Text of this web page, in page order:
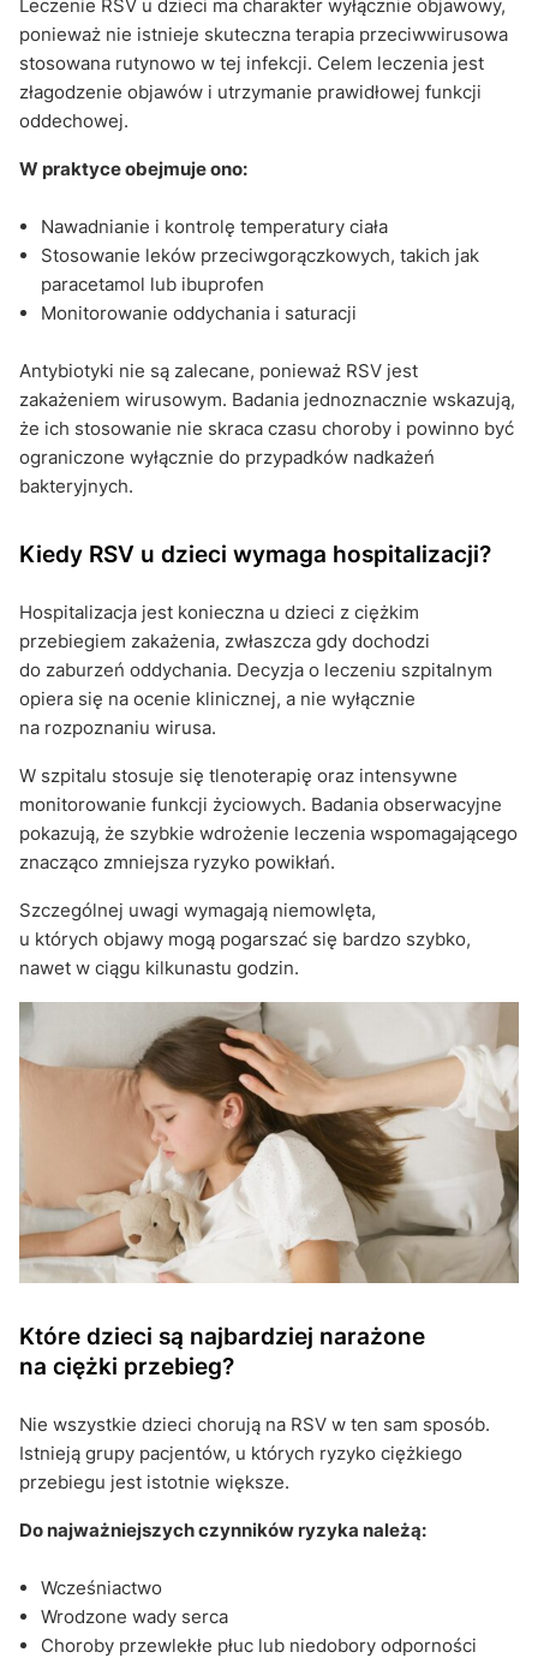
Leczenie RSV u dzieci ma charakter wyłącznie objawowy,
ponieważ nie istnieje skuteczna terapia przeciwwirusowa
stosowana rutynowo w tej infekcji. Celem leczenia jest
złagodzenie objawów i utrzymanie prawidłowej funkcji
oddechowej.
W praktyce obejmuje ono:
Nawadnianie i kontrolę temperatury ciała
Stosowanie leków przeciwgorączkowych, takich jak
paracetamol lub ibuprofen
Monitorowanie oddychania i saturacji
Antybiotyki nie są zalecane, ponieważ RSV jest
zakażeniem wirusowym. Badania jednoznacznie wskazują,
że ich stosowanie nie skraca czasu choroby i powinno być
ograniczone wyłącznie do przypadków nadkażeń
bakteryjnych.
Kiedy RSV u dzieci wymaga hospitalizacji?
Hospitalizacja jest konieczna u dzieci z ciężkim
przebiegiem zakażenia, zwłaszcza gdy dochodzi
do zaburzeń oddychania. Decyzja o leczeniu szpitalnym
opiera się na ocenie klinicznej, a nie wyłącznie
na rozpoznaniu wirusa.
W szpitalu stosuje się tlenoterapię oraz intensywne
monitorowanie funkcji życiowych. Badania obserwacyjne
pokazują, że szybkie wdrożenie leczenia wspomagającego
znacząco zmniejsza ryzyko powikłań.
Szczególnej uwagi wymagają niemowlęta,
u których objawy mogą pogarszać się bardzo szybko,
nawet w ciągu kilkunastu godzin.
Które dzieci są najbardziej narażone
na ciężki przebieg?
Nie wszystkie dzieci chorują na RSV w ten sam sposób.
Istnieją grupy pacjentów, u których ryzyko ciężkiego
przebiegu jest istotnie większe.
Do najważniejszych czynników ryzyka należą:
Wcześniactwo
Wrodzone wady serca
Choroby przewlekłe płuc lub niedobory odporności